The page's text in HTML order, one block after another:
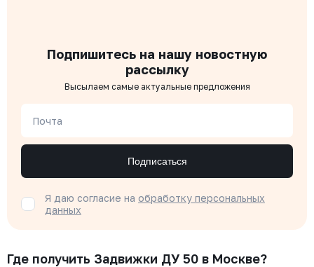
Подпишитесь на нашу новостную
рассылку
Высылаем самые актуальные предложения
Почта
Подписаться
Я даю согласие на обработку персональных
данных
Где получить Задвижки ДУ 50 в Москве?